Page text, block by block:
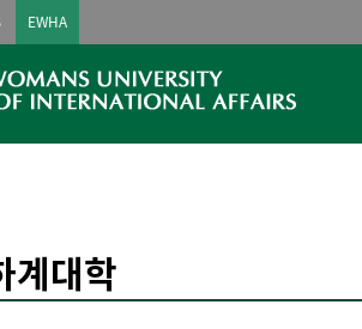
EWHA
계대학